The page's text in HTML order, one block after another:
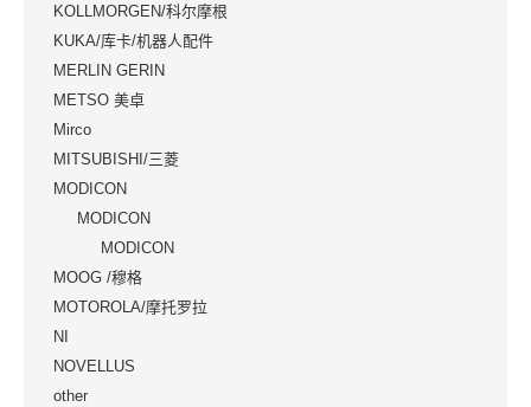
KOLLMORGEN/科尔摩根
KUKA/库卡/机器人配件
MERLIN GERIN
METSO 美卓
Mirco
MITSUBISHI/三菱
MODICON
MODICON
MODICON
MOOG /穆格
MOTOROLA/摩托罗拉
NI
NOVELLUS
other